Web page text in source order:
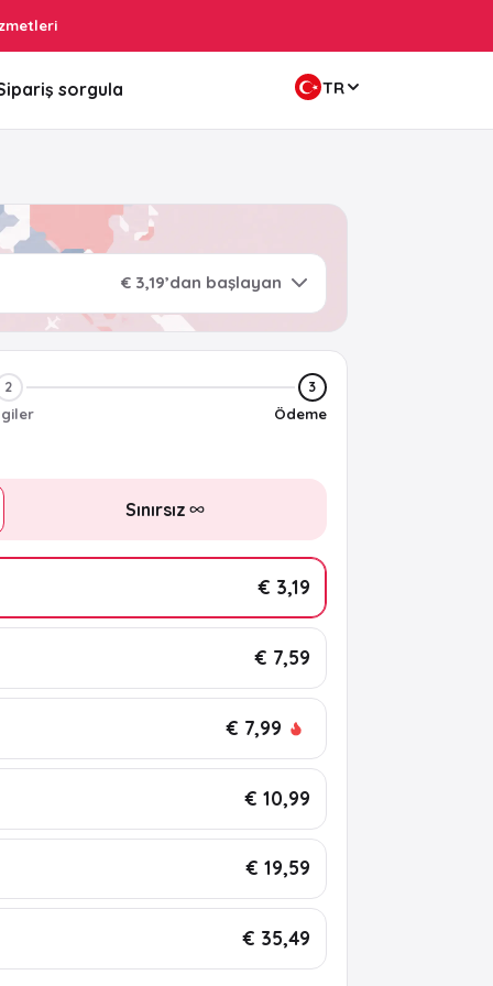
sorgula TR
€ 3,19’dan başlayan
2 3
Ödeme
Sınırsız
€ 3,19
€ 7,59
€ 7,99
€ 10,99
€ 19,59
€ 35,49